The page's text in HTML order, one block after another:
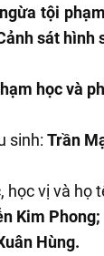
tội
sát hình
học và
sinh: Trần
học vị và họ
Kim Phong;
Hùng.